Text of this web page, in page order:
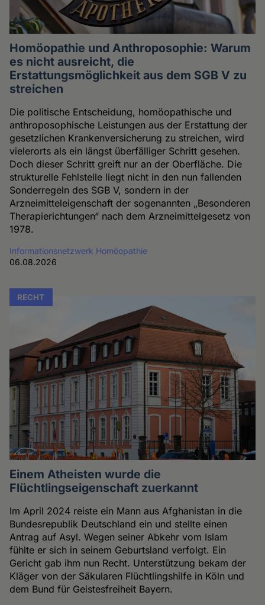
Homöopathie und Anthroposophie: Warum
es nicht ausreicht, die
Erstattungsmöglichkeit aus dem SGB V zu
streichen
Die politische Entscheidung, homöopathische und
anthroposophische Leistungen aus der Erstattung der
gesetzlichen Krankenversicherung zu streichen, wird
vielerorts als ein längst überfälliger Schritt gesehen.
Doch dieser Schritt greift nur an der Oberfläche. Die
strukturelle Fehlstelle liegt nicht in den nun fallenden
Sonderregeln des SGB V, sondern in der
Arzneimitteleigenschaft der sogenannten „Besonderen
Therapierichtungen“ nach dem Arzneimittelgesetz von
1978.
Informationsnetzwerk Homöopathie
06.08.2026
RECHT
Einem Atheisten wurde die
Flüchtlingseigenschaft zuerkannt
Im April 2024 reiste ein Mann aus Afghanistan in die
Bundesrepublik Deutschland ein und stellte einen
Antrag auf Asyl. Wegen seiner Abkehr vom Islam
fühlte er sich in seinem Geburtsland verfolgt. Ein
Gericht gab ihm nun Recht. Unterstützung bekam der
Kläger von der Säkularen Flüchtlingshilfe in Köln und
dem Bund für Geistesfreiheit Bayern.